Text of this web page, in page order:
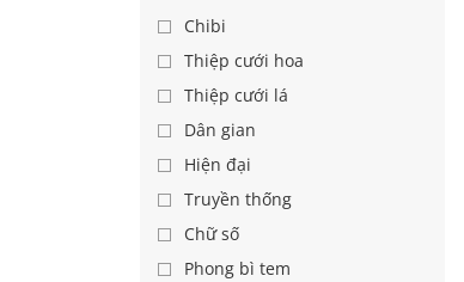
Chibi
Thiệp cưới hoa
Thiệp cưới lá
Dân gian
Hiện đại
Truyền thống
Chữ số
Phong bì tem